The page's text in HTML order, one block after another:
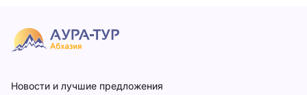
Новости и лучшие предложения